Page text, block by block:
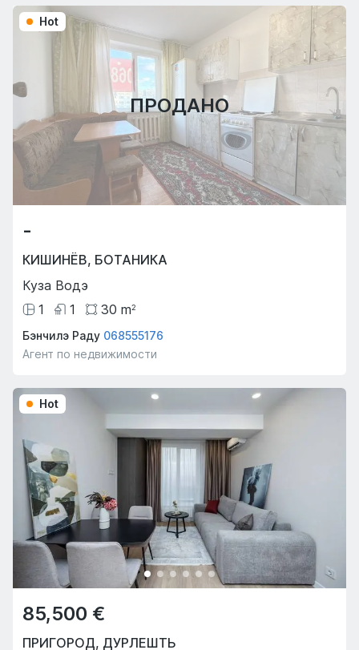
ПРОДАНО
Hot
-
КИШИНЁВ, БОТАНИКА
Куза Водэ
1
1 30 m2
Бэнчилэ Раду 068555176
Агент по недвижимости
Hot
85,500 €
ПРИГОРОД, ДУРЛЕШТЬ